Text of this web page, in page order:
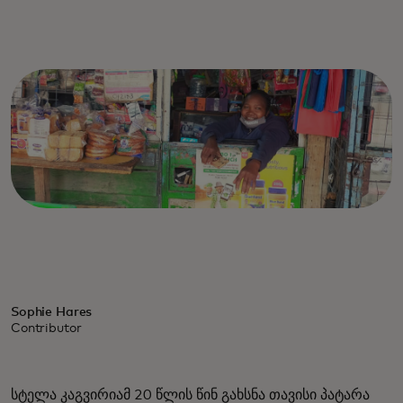
Sophie Hares
Contributor
სტელა კაგვირიამ 20 წლის წინ გახსნა თავისი პატარა